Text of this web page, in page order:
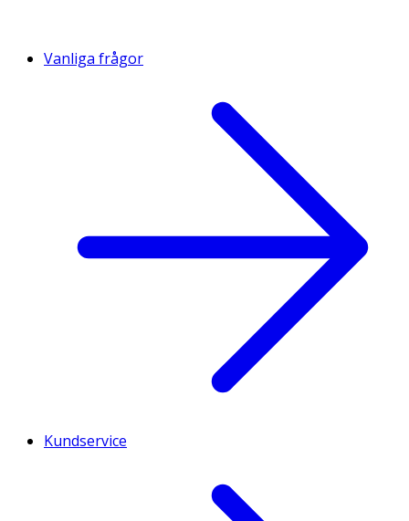
Vanliga frågor
Kundservice